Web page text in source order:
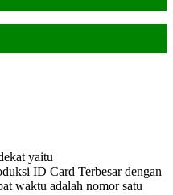
yaitu
ID Card Terbesar dengan
waktu adalah nomor satu